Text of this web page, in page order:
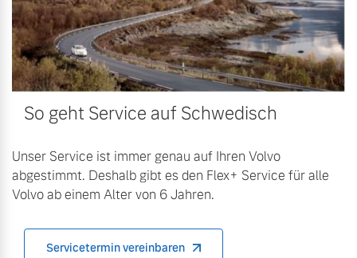
Fahrzeug konfigurieren
Sofort verfügbare Fahrzeuge
Volvo Selekt
Gebrauchtwagen
Mehr erfahren
Volvo Winter- und
Sommer Kompletträder.
Bitte sprechen Sie uns
direkt an.
Frühjahrscheck
Entdecken Sie unsere
Mehr erfahren
So geht Service auf Schwedisch
Unser Service ist immer genau auf Ihren Volvo
abgestimmt. Deshalb gibt es den Flex+ Service für alle
Volvo ab einem Alter von 6 Jahren.
Servicetermin vereinbaren